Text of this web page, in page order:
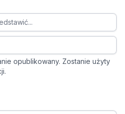
opublikowany. Zostanie użyty